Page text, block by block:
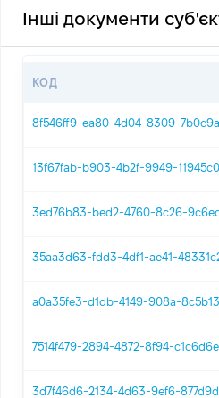
Інші документи
КОД
8f546ff9-ea80-4d04-8309-
13f67fab-b903-4b2f-9949-
3ed76b83-bed2-4760-8c26-
35aa3d63-fdd3-4df1-ae41-
a0a35fe3-d1db-4149-908a-
7514f479-2894-4872-8f94-
3d7f46d6-2134-4d63-9ef6-